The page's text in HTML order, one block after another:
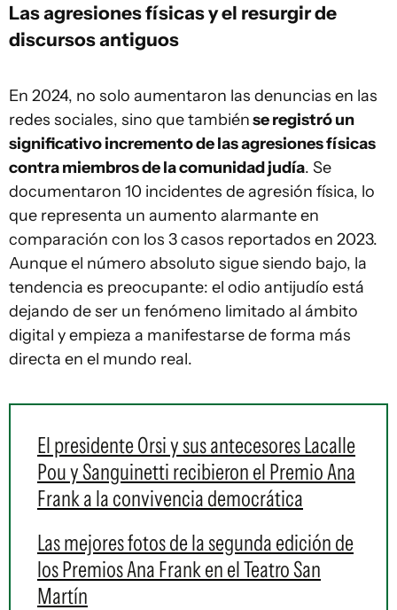
Las agresiones físicas y el resurgir de
discursos antiguos
En 2024, no solo aumentaron las denuncias en las
redes sociales, sino que tambiénse registró un
significativo incremento de las agresiones físicas
contra miembros de la comunidad judía. Se
documentaron 10 incidentes de agresión física, lo
que representa un aumento alarmante en
comparación con los 3 casos reportados en 2023.
Aunque el número absoluto sigue siendo bajo, la
tendencia es preocupante: el odio antijudío está
dejando de ser un fenómeno limitado al ámbito
digital y empieza a manifestarse de forma más
directa en el mundo real.
El presidente Orsi y sus antecesores Lacalle
Pou y Sanguinetti recibieron el Premio Ana
Frank a la convivencia democrática
Las mejores fotos de la segunda edición de
los Premios Ana Frank en el Teatro San
Martín